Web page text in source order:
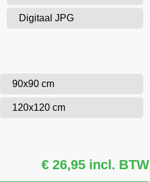
Digitaal JPG
90x90 cm
120x120 cm
€ 26,95 incl. BTW